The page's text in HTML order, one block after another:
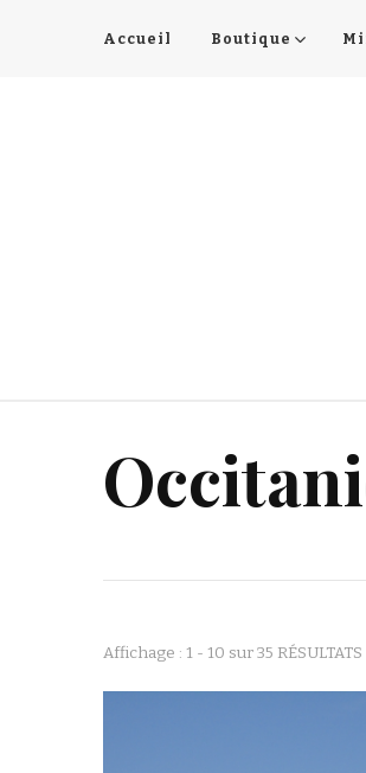
Accueil Boutique
Affichage : 1 - 10 sur 35 RÉSULTATS